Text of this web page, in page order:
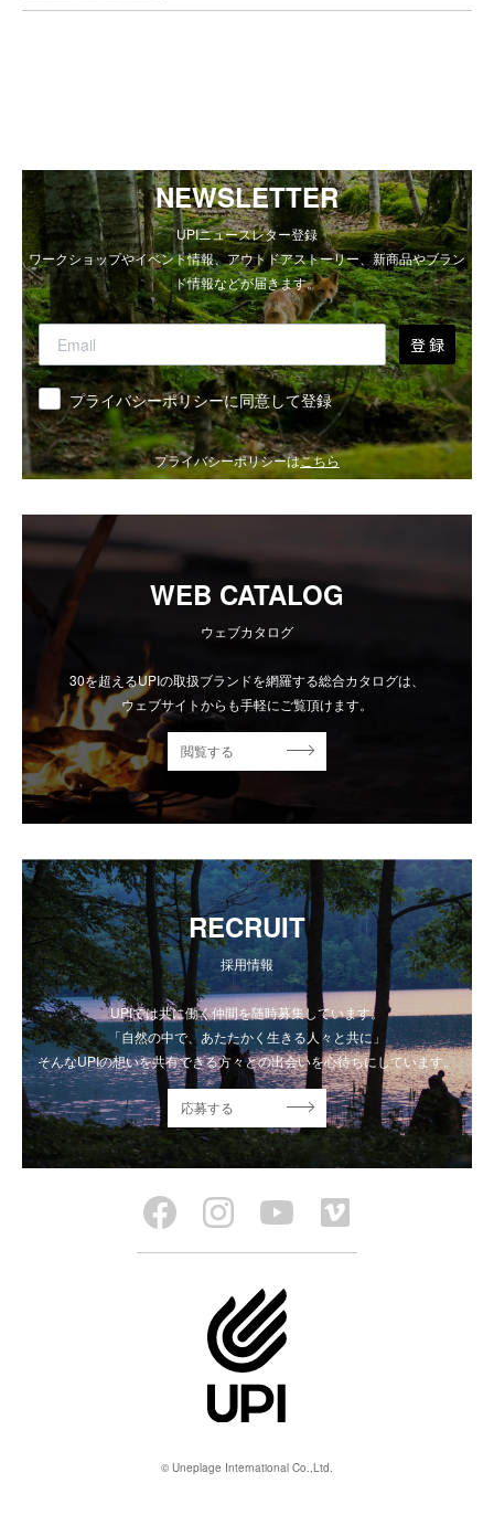
NEWSLETTER
UPIニュースレター登録
ワークショップやイベント情報、アウトドアストーリー、新商品やブラン
ド情報などが届きます。
登 録
同意 プライバシーポリシーに同意して登録
プライバシーポリシーはこちら
WEB CATALOG
ウェブカタログ
30を超えるUPIの取扱ブランドを網羅する総合カタログは、
ウェブサイトからも手軽にご覧頂けます。
閲覧する
RECRUIT
採用情報
UPIでは共に働く仲間を随時募集しています。
「自然の中で、あたたかく生きる人々と共に」
そんなUPIの想いを共有できる方々との出会いを心待ちにしています。
応募する
© Uneplage International Co.,Ltd.